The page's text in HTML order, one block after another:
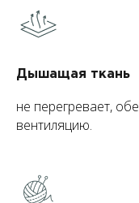
Дышащая ткань
не перегревает,
вентиляцию.